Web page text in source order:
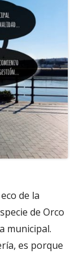
de la
de Orco
municipal.
es porque